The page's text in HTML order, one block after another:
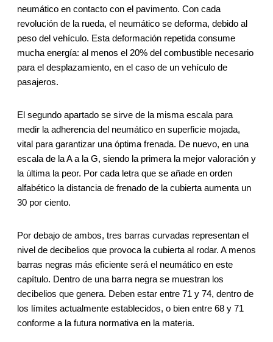
neumático en contacto con el pavimento. Con cada
revolución de la rueda, el neumático se deforma, debido al
peso del vehículo. Esta deformación repetida consume
mucha energía: al menos el 20% del combustible necesario
para el desplazamiento, en el caso de un vehículo de
pasajeros.
El segundo apartado se sirve de la misma escala para
medir la adherencia del neumático en superficie mojada,
vital para garantizar una óptima frenada. De nuevo, en una
escala de la A a la G, siendo la primera la mejor valoración y
la última la peor. Por cada letra que se añade en orden
alfabético la distancia de frenado de la cubierta aumenta un
30 por ciento.
Por debajo de ambos, tres barras curvadas representan el
nivel de decibelios que provoca la cubierta al rodar. A menos
barras negras más eficiente será el neumático en este
capítulo. Dentro de una barra negra se muestran los
decibelios que genera. Deben estar entre 71 y 74, dentro de
los límites actualmente establecidos, o bien entre 68 y 71
conforme a la futura normativa en la materia.